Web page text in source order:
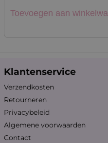
Toevoegen aan
Klantenservice
Verzendkosten
Retourneren
Privacybeleid
Algemene voorwaarden
Contact